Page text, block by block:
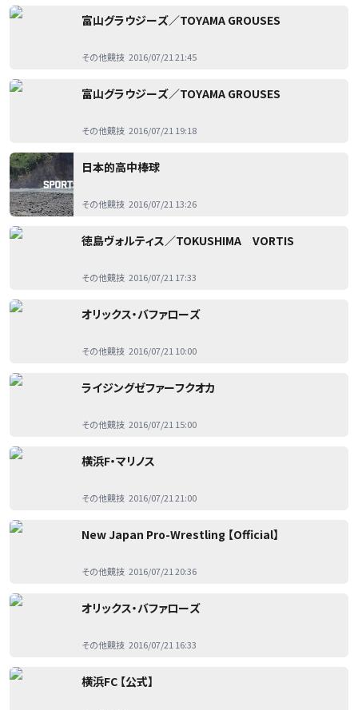
富山グラウジーズ／TOYAMA GROUSES
その他競技 2016/07/21 21:45
富山グラウジーズ／TOYAMA GROUSES
その他競技 2016/07/21 19:18
日本的高中棒球
その他競技 2016/07/21 13:26
徳島ヴォルティス／TOKUSHIMA VORTIS
その他競技 2016/07/21 17:33
オリックス・バファローズ
その他競技 2016/07/21 10:00
ライジングゼファーフクオカ
その他競技 2016/07/21 15:00
横浜F・マリノス
その他競技 2016/07/21 21:00
New Japan Pro-Wrestling 【Official】
その他競技 2016/07/21 20:36
オリックス・バファローズ
その他競技 2016/07/21 16:33
横浜FC 【公式】